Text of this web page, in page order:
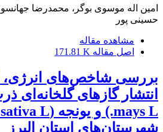
امین اله موسوی بوگر، محمدرضا
حسینی پور
مشاهده مقاله
اصل مقاله 171.81 K
بررسی شاخص‌های انرژی،
شهرستان‌های استان البرز